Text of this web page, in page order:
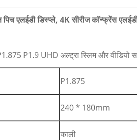
एलईडी डिस्प्ले, 4K सीरीज कॉन्फ्रेंस
P1.9 UHD अल्ट्रा स्लिम और वीडियो
P1.875
240 * 180mm
काली